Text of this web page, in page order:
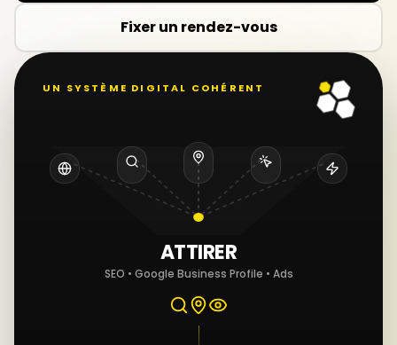
Fixer un rendez-vous
UN SYSTÈME DIGITAL COHÉRENT
ATTIRER
SEO • Google Business Profile • Ads